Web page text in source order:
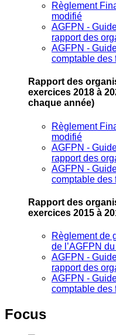
Règlement
modifié
AGFPN ‐
rapport des
AGFPN ‐
comptable des
Rapport des
exercices 2018 à
chaque année)
Règlement
modifié
AGFPN ‐
rapport des
AGFPN ‐
comptable des
Rapport des
exercices 2015 à
Règlement de
de l’AGFPN
AGFPN ‐
rapport des
AGFPN ‐
comptable des
Focus